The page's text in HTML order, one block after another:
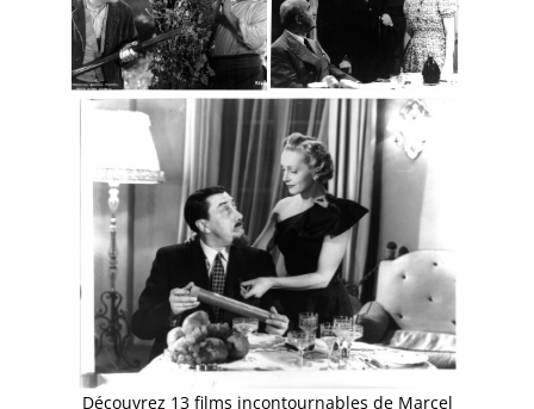
Découvrez 13 films incontournables de Marcel